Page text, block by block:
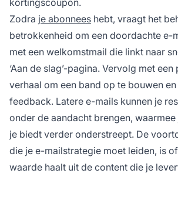
Zodra je abonnees hebt, vraagt het
betrokkenheid om een doordachte e-
met een welkomstmail die linkt naar
‘Aan de slag’-pagina. Vervolg met
verhaal om een band op te bouwen
feedback. Latere e-mails kunnen je
onder de aandacht brengen,
je biedt verder onderstreept. De
die je e-mailstrategie moet leiden, is
waarde haalt uit de content die je